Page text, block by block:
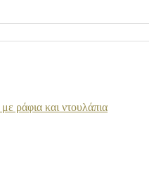
ράφια και ντουλάπια